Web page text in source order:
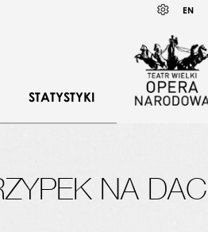
język
EN
STATYSTYKI
NA